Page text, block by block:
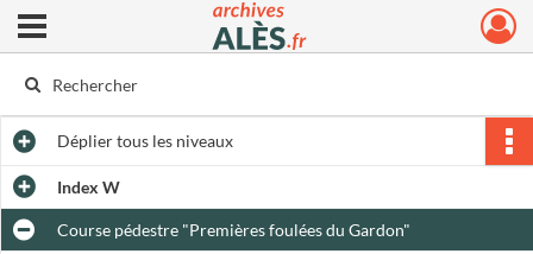
Archives municipales d'Alès
Ouvrir le menu déroulant
Dépliertous les niveaux
Index W
Course pédestre "Premières foulées du Gardon"